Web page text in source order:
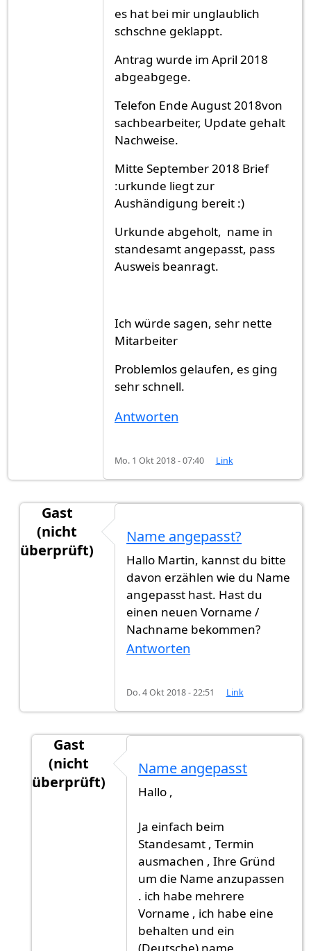
es hat bei mir unglaublich
schschne geklappt.
Antrag wurde im April 2018
abgeabgege.
Telefon Ende August 2018von
sachbearbeiter, Update gehalt
Nachweise.
Mitte September 2018 Brief
:urkunde liegt zur
Aushändigung bereit :)
Urkunde abgeholt, name in
standesamt angepasst, pass
Ausweis beanragt.
Ich würde sagen, sehr nette
Mitarbeiter
Problemlos gelaufen, es ging
sehr schnell.
Antworten
Mo. 1 Okt 2018 - 07:40 Link
Gast
(nicht
überprüft)
Unglaublich Schnell 4 Monate in
Name angepasst?
Hallo Martin, kannst du bitte
davon erzählen wie du Name
angepasst hast. Hast du
einen neuen Vorname /
Nachname bekommen?
Antworten
Do. 4 Okt 2018 - 22:51 Link
Gast
(nicht
überprüft)
Name angepasst?
Name angepasst
Hallo ,
Ja einfach beim
Standesamt , Termin
ausmachen , Ihre Gründ
um die Name anzupassen
. ich habe mehrere
Vorname , ich habe eine
behalten und ein